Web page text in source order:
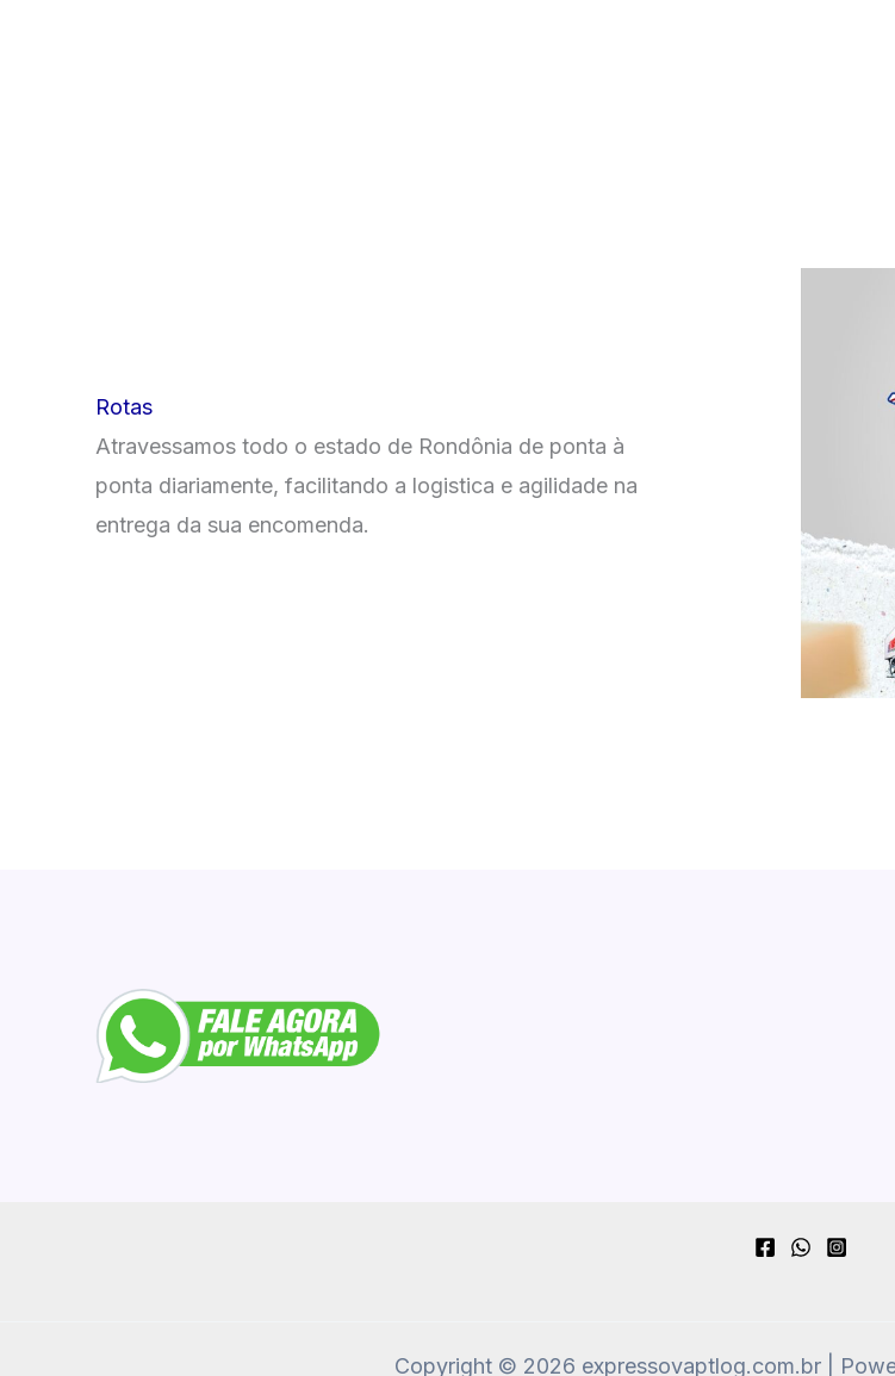
Rotas
Atravessamos todo o estado de Rondônia de ponta à
ponta diariamente, facilitando a logistica e agilidade na
entrega da sua encomenda.
Copyright © 2026 expressovaptlog.com.br |